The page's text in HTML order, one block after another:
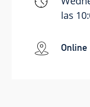
las
Online